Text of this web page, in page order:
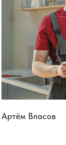
Артём Власов